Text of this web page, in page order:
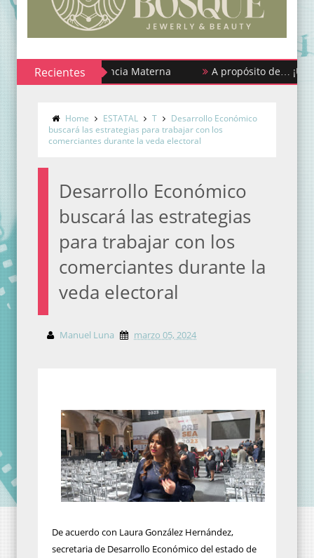
Recientes
de la Lactancia Materna A propósito de… ¡Urgencias
Home ESTATAL T
Desarrollo Económico
buscará las estrategias para trabajar con los
comerciantes durante la veda electoral
Desarrollo Económico
buscará las estrategias
para trabajar con los
comerciantes durante la
veda electoral
Manuel Luna marzo 05, 2024
De acuerdo con Laura González Hernández,
secretaria de Desarrollo Económico del estado de